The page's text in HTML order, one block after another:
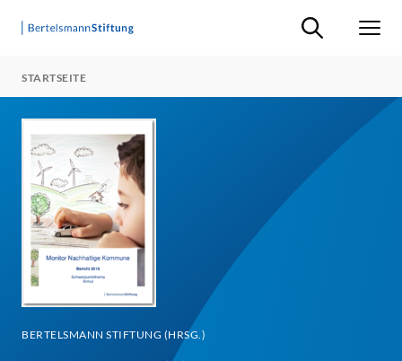
Suche ein-/
STARTSEITE
BERTELSMANN STIFTUNG (HRSG.)